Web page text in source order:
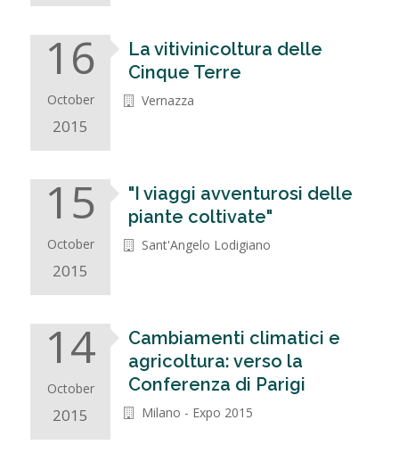
16
October
2015
La vitivinicoltura delle
Cinque Terre
Vernazza
15
October
2015
"I viaggi avventurosi delle
piante coltivate"
Sant'Angelo Lodigiano
14
October
2015
Cambiamenti climatici e
agricoltura: verso la
Conferenza di Parigi
Milano - Expo 2015